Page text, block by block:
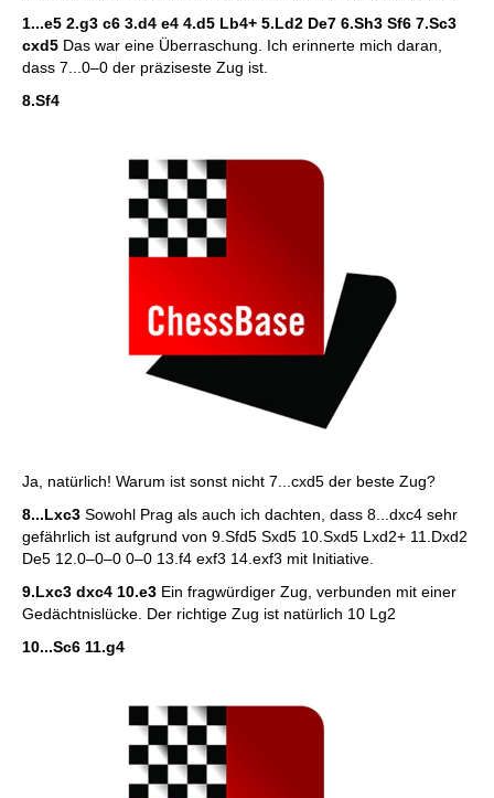
1...e5 2.g3 c6 3.d4 e4 4.d5 Lb4+ 5.Ld2 De7 6.Sh3 Sf6 7.Sc3
cxd5 Das war eine Überraschung. Ich erinnerte mich daran,
dass 7...0–0 der präziseste Zug ist.
8.Sf4
Ja, natürlich! Warum ist sonst nicht 7...cxd5 der beste Zug?
8...Lxc3 Sowohl Prag als auch ich dachten, dass 8...dxc4 sehr
gefährlich ist aufgrund von 9.Sfd5 Sxd5 10.Sxd5 Lxd2+ 11.Dxd2
De5 12.0–0–0 0–0 13.f4 exf3 14.exf3 mit Initiative.
9.Lxc3 dxc4 10.e3 Ein fragwürdiger Zug, verbunden mit einer
Gedächtnislücke. Der richtige Zug ist natürlich 10 Lg2
10...Sc6 11.g4